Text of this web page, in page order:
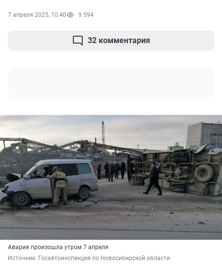
7 апреля 2025, 10:40 9 594
32 комментария
Авария произошла утром 7 апреля
Источник: Госавтоинспекция по Новосибирской области